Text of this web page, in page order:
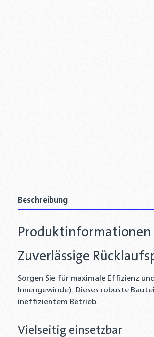
Beschreibung
Produktinformationen
Zuverlässige
Sorgen Sie für maximale Effizienz
Innengewinde). Dieses robuste
ineffizientem Betrieb.
Vielseitig einsetzbar